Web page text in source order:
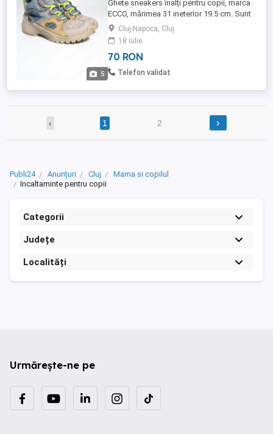
5
Ghete sneakers înalți pentru copii, marca
ECCO, mărimea 31 ineterior 19.5 cm. Sunt
încălțări de înaltă calitate, ideale pentru
activități în aer liber, drumeții sau purtare
zilnică în sezonul toamnă-primăvară.
Caracteristici principale: Tehnologie
GORE-TEX: Membrană 100%
Cluj-Napoca, Cluj
18 iulie
70 RON
Telefon validat
‹ 1 2 ›
Publi24 Anunțuri Cluj
Mama si copilul
Incaltaminte pentru copii
Categorii
Județe
Localități
Urmărește-ne pe